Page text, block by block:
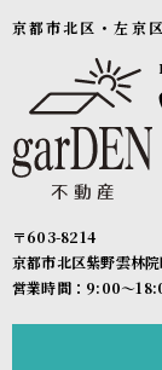
京都市北区・左京
〒603-8214
京都市北区紫野雲林
営業時間：9:00〜